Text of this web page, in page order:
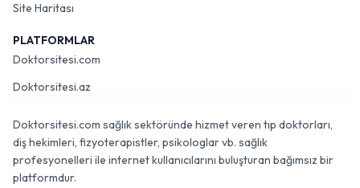
Site Haritası
PLATFORMLAR
Doktorsitesi.com
Doktorsitesi.az
Doktorsitesi.com sağlık sektöründe hizmet veren tıp doktorları,
diş hekimleri, fizyoterapistler, psikologlar vb. sağlık
profesyonelleri ile internet kullanıcılarını buluşturan bağımsız bir
platformdur.